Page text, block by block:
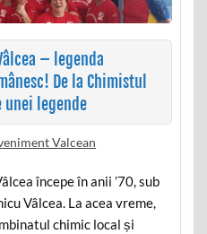
– legenda
De la Chimistul
legende
Valcean
începe în anii ’70, sub
Vâlcea. La acea vreme,
chimic local și